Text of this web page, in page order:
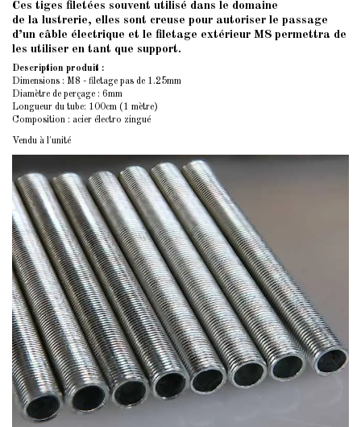
Ces tiges filetées souvent utilisé dans le domaine
de la lustrerie, elles sont creuse pour autoriser le passage
d’un câble électrique et le filetage extérieur M8 permettra de
les utiliser en tant que support.
Description produit :
Dimensions : M8 - filetage pas de 1.25mm
Diamètre de perçage : 6mm
Longueur du tube: 100cm (1 mètre)
Composition : acier électro zingué
Vendu à l'unité